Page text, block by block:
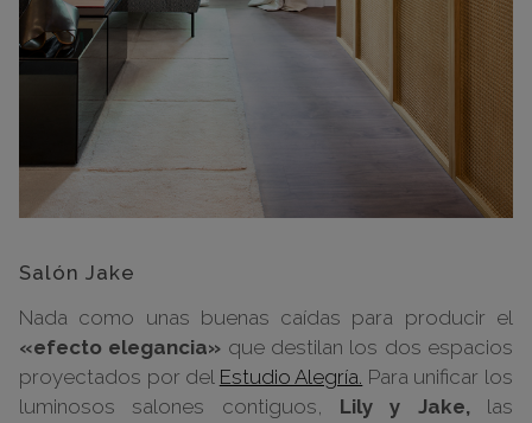
Salón Jake
Nada como unas buenas caídas para producir el
«efecto elegancia» que destilan los dos espacios
proyectados por del Estudio Alegría. Para unificar los
luminosos salones contiguos, Lily y Jake,las